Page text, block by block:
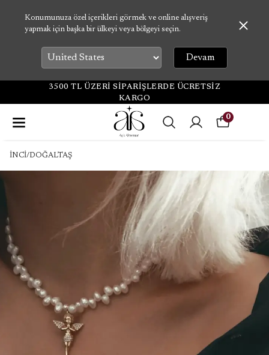
Konumunuza özel içerikleri görmek ve online alışveriş
yapmak için başka bir ülkeyi veya bölgeyi seçin.
Devam
3500 TL ÜZERİ SİPARİŞLERDE ÜCRETSİZ
KARGO
0
İNCİ/DOĞALTAŞ